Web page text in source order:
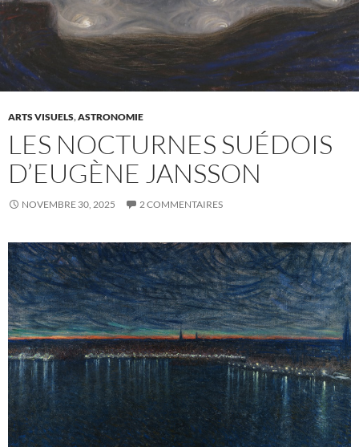
ARTS VISUELS,ASTRONOMIE
LES NOCTURNES SUÉDOIS
D’EUGÈNE JANSSON
NOVEMBRE 30, 2025 2 COMMENTAIRES